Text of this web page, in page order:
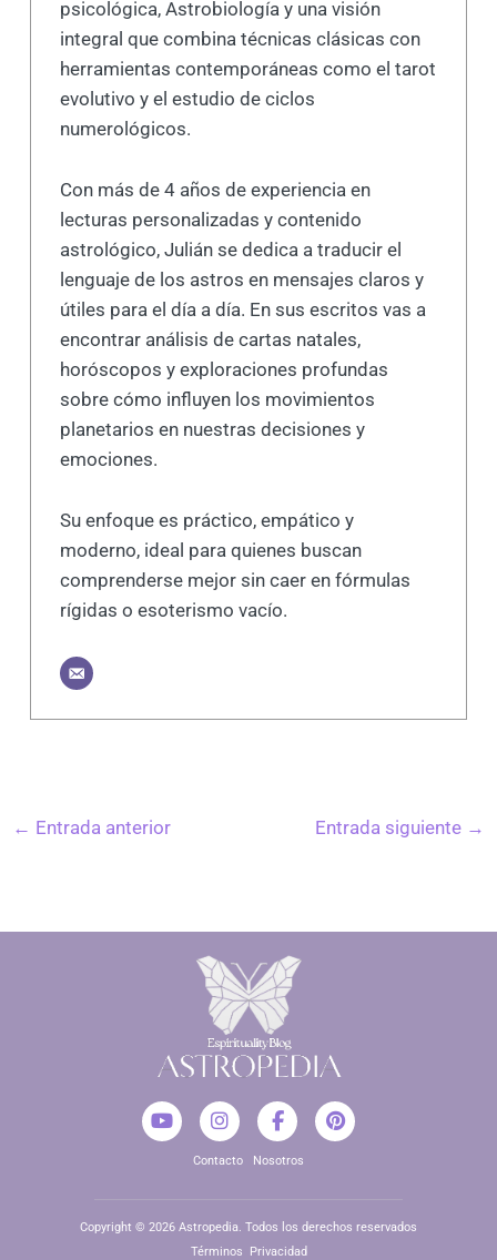
psicológica, Astrobiología y una visión
integral que combina técnicas clásicas con
herramientas contemporáneas como el tarot
evolutivo y el estudio de ciclos
numerológicos.
Con más de 4 años de experiencia en
lecturas personalizadas y contenido
astrológico, Julián se dedica a traducir el
lenguaje de los astros en mensajes claros y
útiles para el día a día. En sus escritos vas a
encontrar análisis de cartas natales,
horóscopos y exploraciones profundas
sobre cómo influyen los movimientos
planetarios en nuestras decisiones y
emociones.
Su enfoque es práctico, empático y
moderno, ideal para quienes buscan
comprenderse mejor sin caer en fórmulas
rígidas o esoterismo vacío.
← Entrada anterior Entrada siguiente →
Y
o
e
I
n
t
r
a
F
a
e
o
k
P
i
e
Contacto Nosotros
Copyright © 2026 Astropedia. Todos los derechos reservados
Términos
Privacidad